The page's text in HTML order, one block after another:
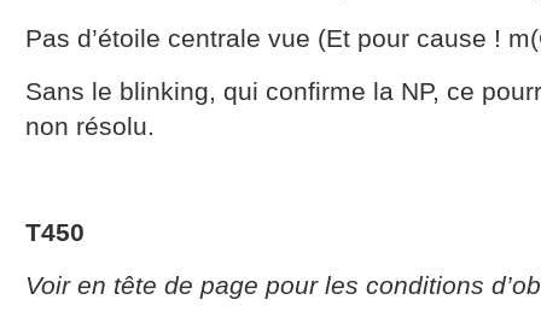
Pas d’étoile centrale vue (Et pour cause !
Sans le blinking, qui confirme la NP, ce
non résolu.
T450
Voir en tête de page pour les conditions